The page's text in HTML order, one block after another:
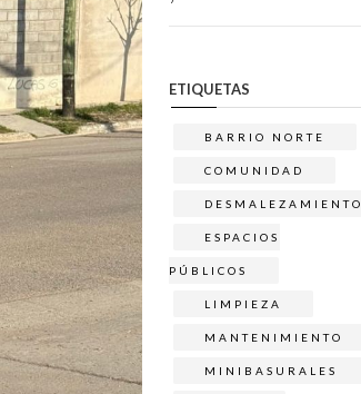
ETIQUETAS
BARRIO NORTE
COMUNIDAD
DESMALEZAMIENTO
ESPACIOS
PÚBLICOS
LIMPIEZA
MANTENIMIENTO
MINIBASURALES